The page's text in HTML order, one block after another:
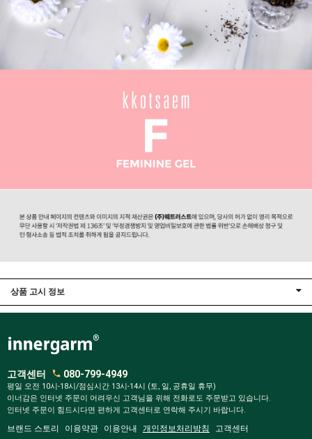
상품 고시 정보
고객센터 080-799-4949
평일 오전 10시-18시/점심시간 13시-14시 (토, 일, 공휴일 휴무)
이너감은 인터넷 주문이 어려우신 고객님을 위해 전화로도 주문받고 있습니다.
인터넷 주문이 힘드시다면 편하게 고객센터로 연락해 주시기 바랍니다.
브랜드 스토리 이용약관 이용안내 개인정보처리방침 고객센터